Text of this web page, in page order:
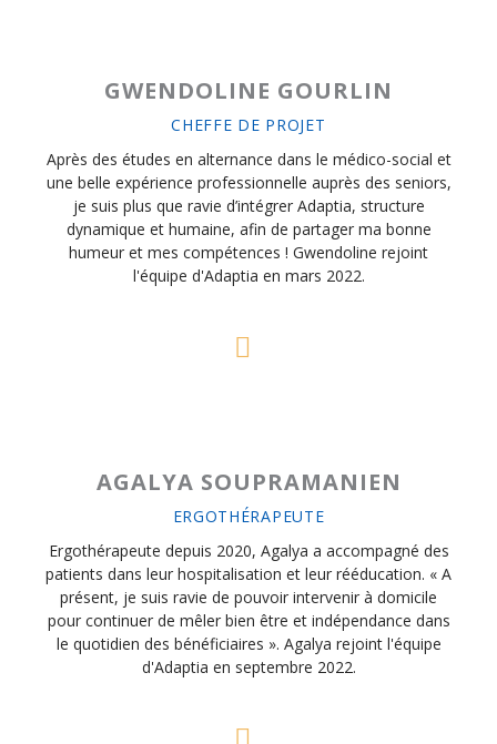
GWENDOLINE GOURLIN
CHEFFE DE PROJET
Après des études en alternance dans le médico-social et
une belle expérience professionnelle auprès des seniors,
je suis plus que ravie d’intégrer Adaptia, structure
dynamique et humaine, afin de partager ma bonne
humeur et mes compétences ! Gwendoline rejoint
l'équipe d'Adaptia en mars 2022.
AGALYA SOUPRAMANIEN
ERGOTHÉRAPEUTE
Ergothérapeute depuis 2020, Agalya a accompagné des
patients dans leur hospitalisation et leur rééducation. « A
présent, je suis ravie de pouvoir intervenir à domicile
pour continuer de mêler bien être et indépendance dans
le quotidien des bénéficiaires ». Agalya rejoint l'équipe
d'Adaptia en septembre 2022.